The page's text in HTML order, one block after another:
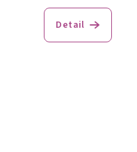
Detail